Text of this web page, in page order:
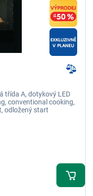
třída A, dotykový LED
conventional cooking,
odložený start